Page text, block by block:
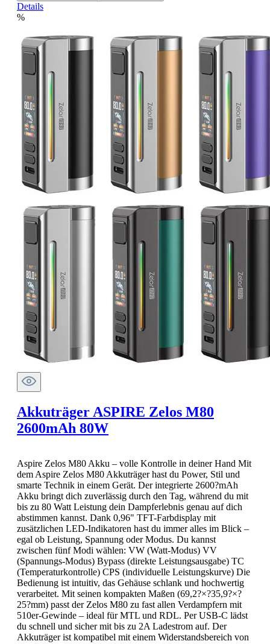
Details
%
Akkuträger ASPIRE Zelos M80
2600mAh 80W
Aspire Zelos M80 Akku – volle Kontrolle in deiner Hand Mit
dem Aspire Zelos M80 Akkuträger hast du Power, Stil und
smarte Technik in einem Gerät. Der integrierte 2600?mAh
Akku bringt dich zuverlässig durch den Tag, während du mit
bis zu 80 Watt Leistung dein Dampferlebnis genau auf dich
abstimmen kannst. Dank 0,96" TFT-Farbdisplay mit
zusätzlichen LED-Indikatoren hast du immer alles im Blick –
egal ob Leistung, Spannung oder Modus. Du kannst
zwischen fünf Modi wählen: VW (Watt-Modus) VV
(Spannungs-Modus) Bypass (direkte Leistungsausgabe) TC
(Temperaturkontrolle) CPS (individuelle Leistungskurve) Die
Bedienung ist intuitiv, das Gehäuse schlank und hochwertig
verarbeitet. Mit seinen kompakten Maßen (69,2?×?35,9?×?
25?mm) passt der Zelos M80 zu fast allen Verdampfern mit
510er-Gewinde – ideal für MTL und RDL. Per USB-C lädst
du schnell und sicher mit bis zu 2A Ladestrom auf. Der
Akkuträger ist kompatibel mit einem Widerstandsbereich von